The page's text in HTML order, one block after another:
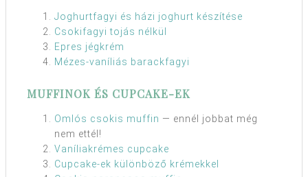
Joghurtfagyi és házi joghurt készítése
Csokifagyi tojás nélkül
Epres jégkrém
Mézes-vaníliás barackfagyi
MUFFINOK ÉS CUPCAKE-EK
Omlós csokis muffin — ennél jobbat még
nem ettél!
Vaníliakrémes cupcake
Cupcake-ek különböző krémekkel